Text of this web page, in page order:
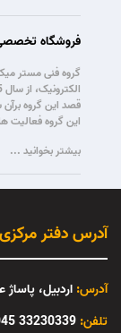
فروشگاه تخصصی
گروه فنی مستر
قصد این گروه
این گروه فعالیت
بیشتر بخوانید ...
آدرس دفتر مرکزی
آدرس: اردبیل، پاساژ
تلفن: 33230339 045